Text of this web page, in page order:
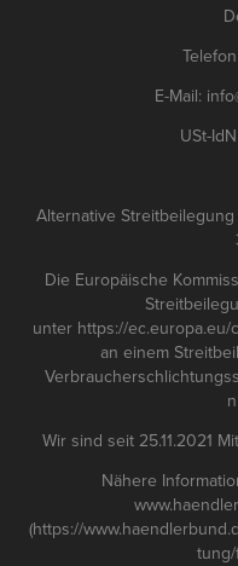
Telefon:
E-Mail:
USt-
Alternative Streitbeilegung
Die Europäische
unter https://
an einem
Wir sind seit 25.11.2021
Nähere
(https://